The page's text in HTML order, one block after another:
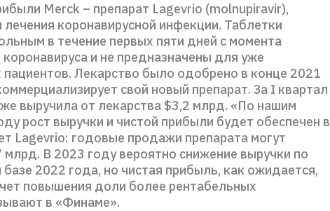
Merck – препарат Lagevrio (molnupiravir),
коронавирусной инфекции. Таблетки
в течение первых пяти дней с момента
и не предназначены для уже
пациентов. Лекарство было одобрено в конце 2021
свой новый препарат. За I квартал
выручила от лекарства $3,2 млрд. «По нашим
рост выручки и чистой прибыли будет обеспечен в
Lagevrio: годовые продажи препарата могут
млрд. В 2023 году вероятно снижение выручки по
2022 года, но чистая прибыль, как ожидается,
повышения доли более рентабельных
в «Финаме».